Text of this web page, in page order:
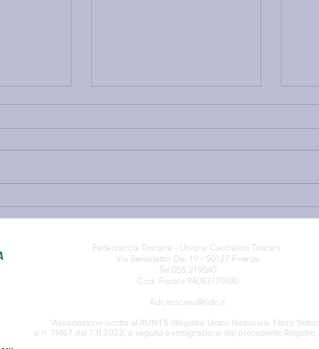
OSSERVAZIONI — E TUTTE
LE CRITICITÀ CHE
QUALCUNO CONTINUA A
NEGARE
Federcaccia Toscana - Unione Cacciatori Toscani
Via Benedetto Dei 19 - 50127 Firenze
Tel 055 219040
Cod. Fiscale 94083770480
fidc.toscana@fidc.it
“Associazione iscritta al RUNTS (Registro Unico Nazionale Terzo
al n. 71467 dal 7.11.2022, a seguito trasmigrazione dal precedente Registro